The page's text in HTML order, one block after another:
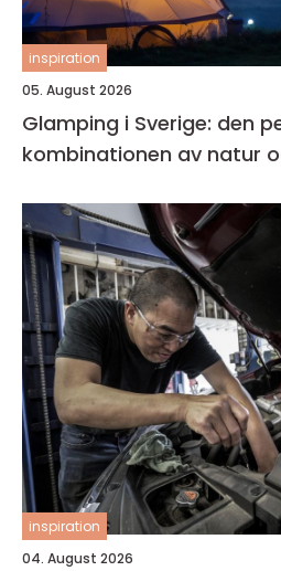
inspiration
05. August 2026
Glamping i Sverige: den
kombinationen av natur
inspiration
04. August 2026